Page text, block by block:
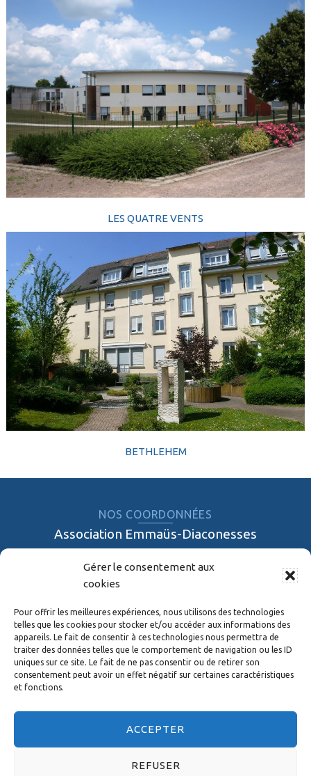
Gérer le consentement aux
cookies
Pour offrir les meilleures expériences, nous utilisons des technologies
telles que les cookies pour stocker et/ou accéder aux informations des
appareils. Le fait de consentir à ces technologies nous permettra de
traiter des données telles que le comportement de navigation ou les ID
uniques sur ce site. Le fait de ne pas consentir ou de retirer son
consentement peut avoir un effet négatif sur certaines caractéristiques
et fonctions.
ACCEPTER
REFUSER
LES QUATRE VENTS
BETHLEHEM
NOS COORDONNÉES
Association Emmaüs-Diaconesses
33 rue de la Tour
NOS EHPAD
Emmaüs-Diaconesses Strasbourg
Koenigshoffen
Emmaüs-Diaconesses Strasbourg Centre-Ville
Bethlehem Strasbourg
Siloë Ostwald
Les Quatre Vents Vendenheim